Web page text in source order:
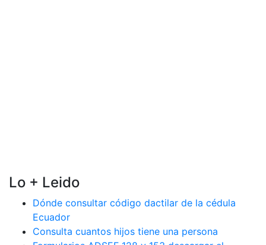
Lo + Leido
Dónde consultar código dactilar de la cédula
Ecuador
Consulta cuantos hijos tiene una persona